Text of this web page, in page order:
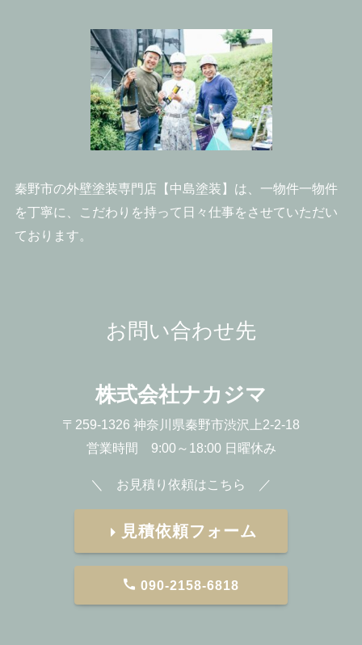
秦野市の外壁塗装専門店【中島塗装】は、一物件一物件
を丁寧に、こだわりを持って日々仕事をさせていただい
ております。
お問い合わせ先
株式会社ナカジマ
〒259-1326 神奈川県秦野市渋沢上2-2-18
営業時間 9:00～18:00 日曜休み
＼ お見積り依頼はこちら ／
見積依頼フォーム
090-2158-6818